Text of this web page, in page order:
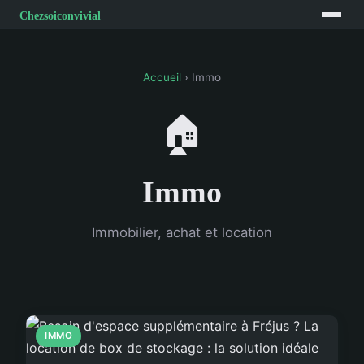
Accueil › Immo
🏠
Immo
Immobilier, achat et location
IMMO